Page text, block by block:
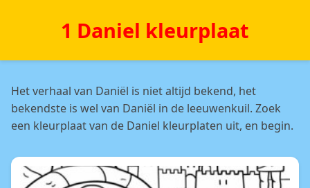
1 Daniel kleurplaat
Het verhaal van Daniël is niet altijd bekend, het
bekendste is wel van Daniël in de leeuwenkuil. Zoek
een kleurplaat van de Daniel kleurplaten uit, en begin.